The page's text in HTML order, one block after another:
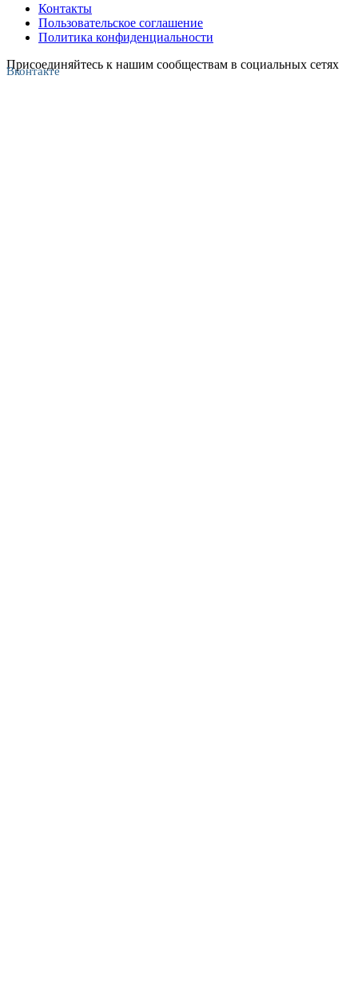
Контакты
Пользовательское соглашение
Политика конфиденциальности
Присоединяйтесь к нашим сообществам в социальных сетях
Вконтакте